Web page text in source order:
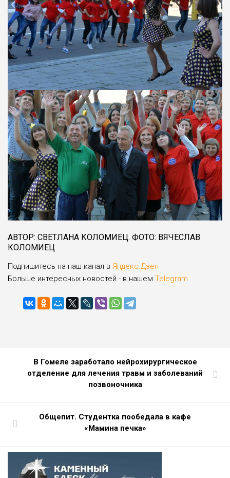
АВТОР: СВЕТЛАНА КОЛОМИЕЦ. ФОТО: ВЯЧЕСЛАВ
КОЛОМИЕЦ
Подпишитесь на наш канал в Яндекс.Дзен
Больше интересных новостей - в нашем Telegram
В Гомеле заработало нейрохирургическое
отделение для лечения травм и заболеваний
позвоночника
Общепит. Студентка пообедала в кафе
«Мамина печка»